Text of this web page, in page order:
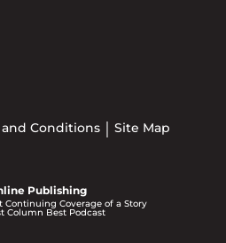
and Conditions Site Map
Publishing
Continuing Coverage of a Story
Column Best Podcast